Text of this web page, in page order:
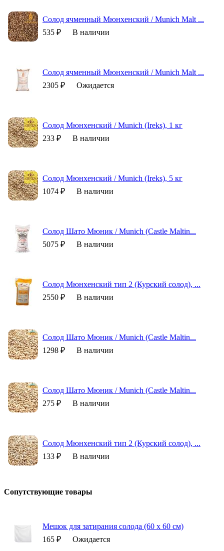
Солод ячменный Мюнхенский / Munich Malt ...
535 ₽
В наличии
Солод ячменный Мюнхенский / Munich Malt ...
2305 ₽
Ожидается
Солод Мюнхенский / Munich (Ireks), 1 кг
233 ₽
В наличии
Солод Мюнхенский / Munich (Ireks), 5 кг
1074 ₽
В наличии
Солод Шато Мюник / Munich (Castle Maltin...
5075 ₽
В наличии
Солод Мюнхенский тип 2 (Курский солод), ...
2550 ₽
В наличии
Солод Шато Мюник / Munich (Castle Maltin...
1298 ₽
В наличии
Солод Шато Мюник / Munich (Castle Maltin...
275 ₽
В наличии
Солод Мюнхенский тип 2 (Курский солод), ...
133 ₽
В наличии
Сопутствующие товары
Мешок для затирания солода (60 х 60 см)
165 ₽
Ожидается